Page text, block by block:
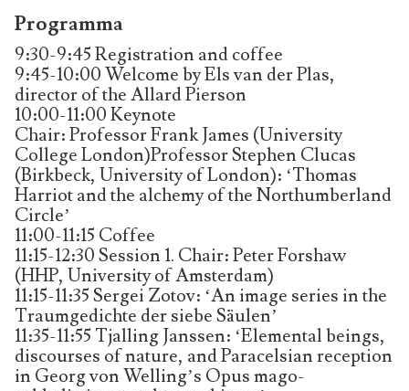
Programma
9:30-9:45 Registration and coffee
9:45-10:00 Welcome by Els van der Plas,
director of the Allard Pierson
10:00-11:00 Keynote
Chair: Professor Frank James (University
College London)Professor Stephen Clucas
(Birkbeck, University of London): ‘Thomas
Harriot and the alchemy of the Northumberland
Circle’
11:00-11:15 Coffee
11:15-12:30 Session 1. Chair: Peter Forshaw
(HHP, University of Amsterdam)
11:15-11:35 Sergei Zotov: ‘An image series in the
Traumgedichte der siebe Säulen’
11:35-11:55 Tjalling Janssen: ‘Elemental beings,
discourses of nature, and Paracelsian reception
in Georg von Welling’s Opus mago-